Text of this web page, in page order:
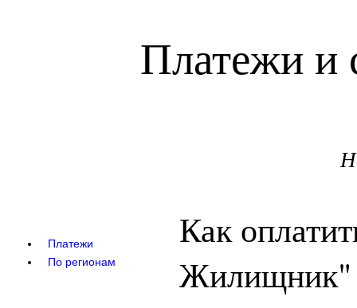
Платежи и
Платежи
По регионам
Как
Жилищник"